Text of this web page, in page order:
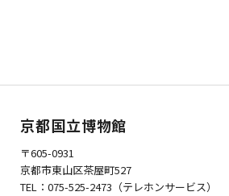
京都国立博物館
〒605-0931
京都市東山区茶屋町527
TEL：075-525-2473（テレホンサービス）